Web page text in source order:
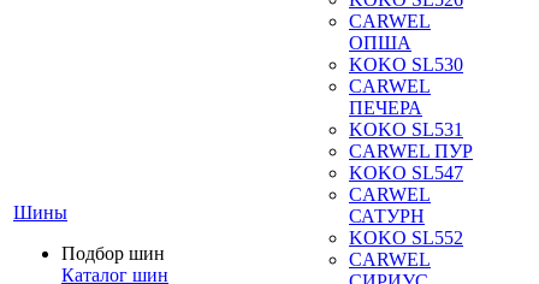
Шины
Подбор шин
Каталог шин
CARWEL
ОПША
KOKO SL530
CARWEL
ПЕЧЕРА
KOKO SL531
CARWEL ПУР
KOKO SL547
CARWEL
САТУРН
KOKO SL552
CARWEL